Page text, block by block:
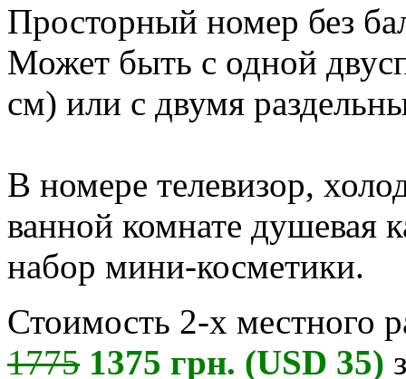
Просторный номер без
Может быть с одной
см) или с двумя
В номере телевизор,
ванной комнате душевая
набор мини-косметики.
Стоимость 2-х местного
1775 1375 грн. (USD 35)